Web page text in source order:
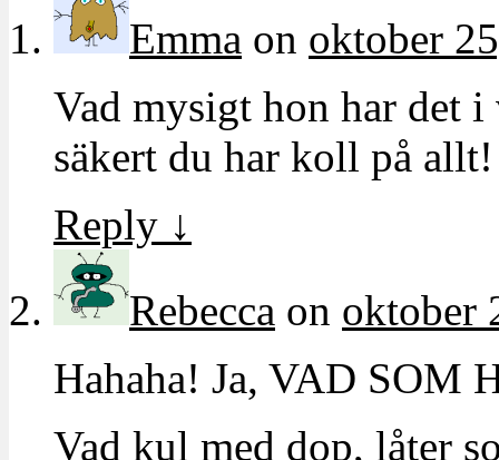
Emma on oktober
Vad mysigt hon har det
säkert du har koll på
Reply ↓
Rebecca on oktober
Hahaha! Ja, VAD SOM
Vad kul med dop, låter